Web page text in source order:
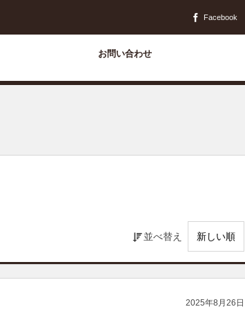
Facebook
お問い合わせ
並べ替え
2025年8月26日